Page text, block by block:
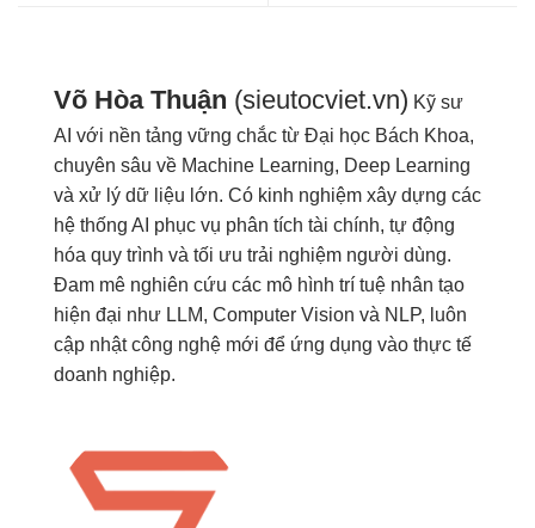
Võ Hòa Thuận (sieutocviet.vn) Kỹ sư
AI với nền tảng vững chắc từ Đại học Bách Khoa,
chuyên sâu về Machine Learning, Deep Learning
và xử lý dữ liệu lớn. Có kinh nghiệm xây dựng các
hệ thống AI phục vụ phân tích tài chính, tự động
hóa quy trình và tối ưu trải nghiệm người dùng.
Đam mê nghiên cứu các mô hình trí tuệ nhân tạo
hiện đại như LLM, Computer Vision và NLP, luôn
cập nhật công nghệ mới để ứng dụng vào thực tế
doanh nghiệp.